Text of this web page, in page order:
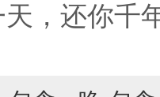
，还你千